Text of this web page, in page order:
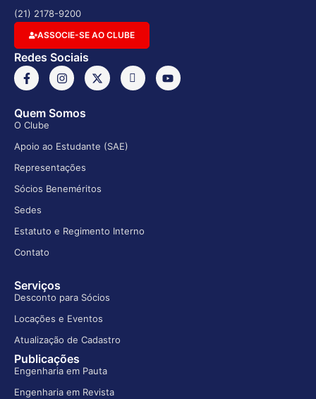
(21) 2178-9200
ASSOCIE-SE AO CLUBE
Redes Sociais
Quem Somos
O Clube
Apoio ao Estudante (SAE)
Representações
Sócios Beneméritos
Sedes
Estatuto e Regimento Interno
Contato
Serviços
Desconto para Sócios
Locações e Eventos
Atualização de Cadastro
Publicações
Engenharia em Pauta
Engenharia em Revista